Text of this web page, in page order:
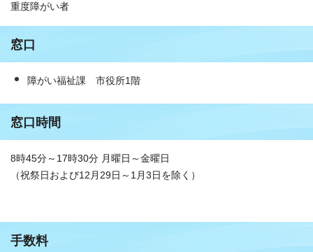
重度障がい者
窓口
障がい福祉課 市役所1階
窓口時間
8時45分～17時30分 月曜日～金曜日
（祝祭日および12月29日～1月3日を除く）
手数料